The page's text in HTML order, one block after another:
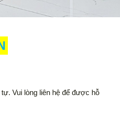
Vui lòng liên hệ để được hỗ